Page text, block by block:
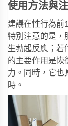
使用方法與
建議在性行為前
特別注意的是，
生勃起反應；若
的主要作用是恢
力。同時，它也
時。